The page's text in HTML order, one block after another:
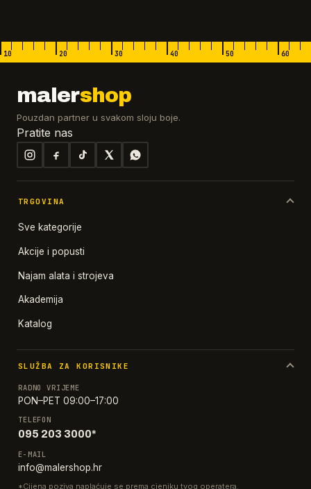
10 20 30 40 50 60
malershop
Pouzdan partner u svakom sloju boje.
Pratite nas
TRGOVINA
Sve kategorije
Akcije i popusti
Najam alata i strojeva
Akademija
Katalog
SLUŽBA ZA KORISNIKE
RADNO VRIJEME
PON–PET 09:00–17:00
TELEFON
095 203 3000*
E-MAIL
info@malershop.hr
*Cijena poziva naplaćuje se prema cjeniku tvog operatera.